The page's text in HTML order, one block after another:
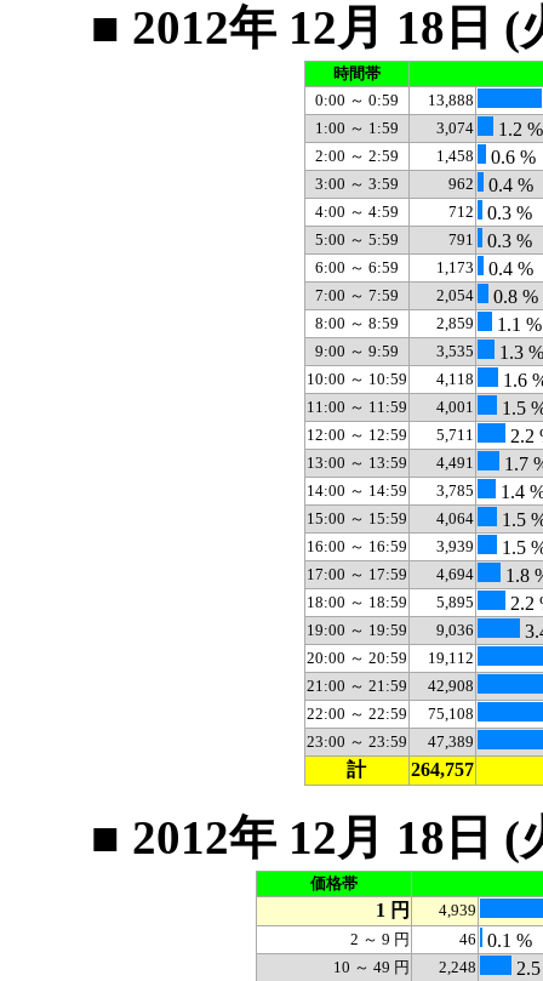
■ 2012年 12月 18日
時間帯
0:00 ～ 0:59
13,888
1:00 ～ 1:59 3,074 1.2 %
2:00 ～ 2:59 1,458 0.6 %
3:00 ～ 3:59 962 0.4 %
4:00 ～ 4:59 712 0.3 %
5:00 ～ 5:59 791 0.3 %
6:00 ～ 6:59 1,173 0.4 %
7:00 ～ 7:59 2,054 0.8 %
8:00 ～ 8:59 2,859 1.1 %
9:00 ～ 9:59 3,535 1.3 %
10:00 ～ 10:59 4,118 1.6
11:00 ～ 11:59 4,001 1.5
12:00 ～ 12:59 5,711 2.2
13:00 ～ 13:59 4,491 1.7
14:00 ～ 14:59 3,785 1.4
15:00 ～ 15:59 4,064 1.5
16:00 ～ 16:59 3,939 1.5
17:00 ～ 17:59 4,694 1.8
18:00 ～ 18:59 5,895 2.2
19:00 ～ 19:59 9,036
20:00 ～ 20:59
19,112
21:00 ～ 21:59
42,908
22:00 ～ 22:59
75,108
23:00 ～ 23:59
47,389
計 264,757
■ 2012年 12月 18日
価格帯
1 円
4,939
2 ～ 9 円
46 0.1 %
10 ～ 49 円 2,248